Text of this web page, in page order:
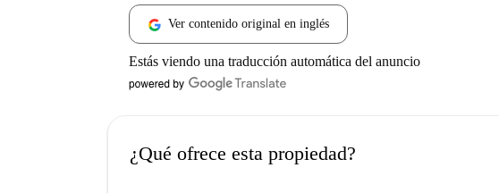
Ver contenido original en inglés
Estás viendo una traducción automática del anuncio
¿Qué ofrece esta propiedad?